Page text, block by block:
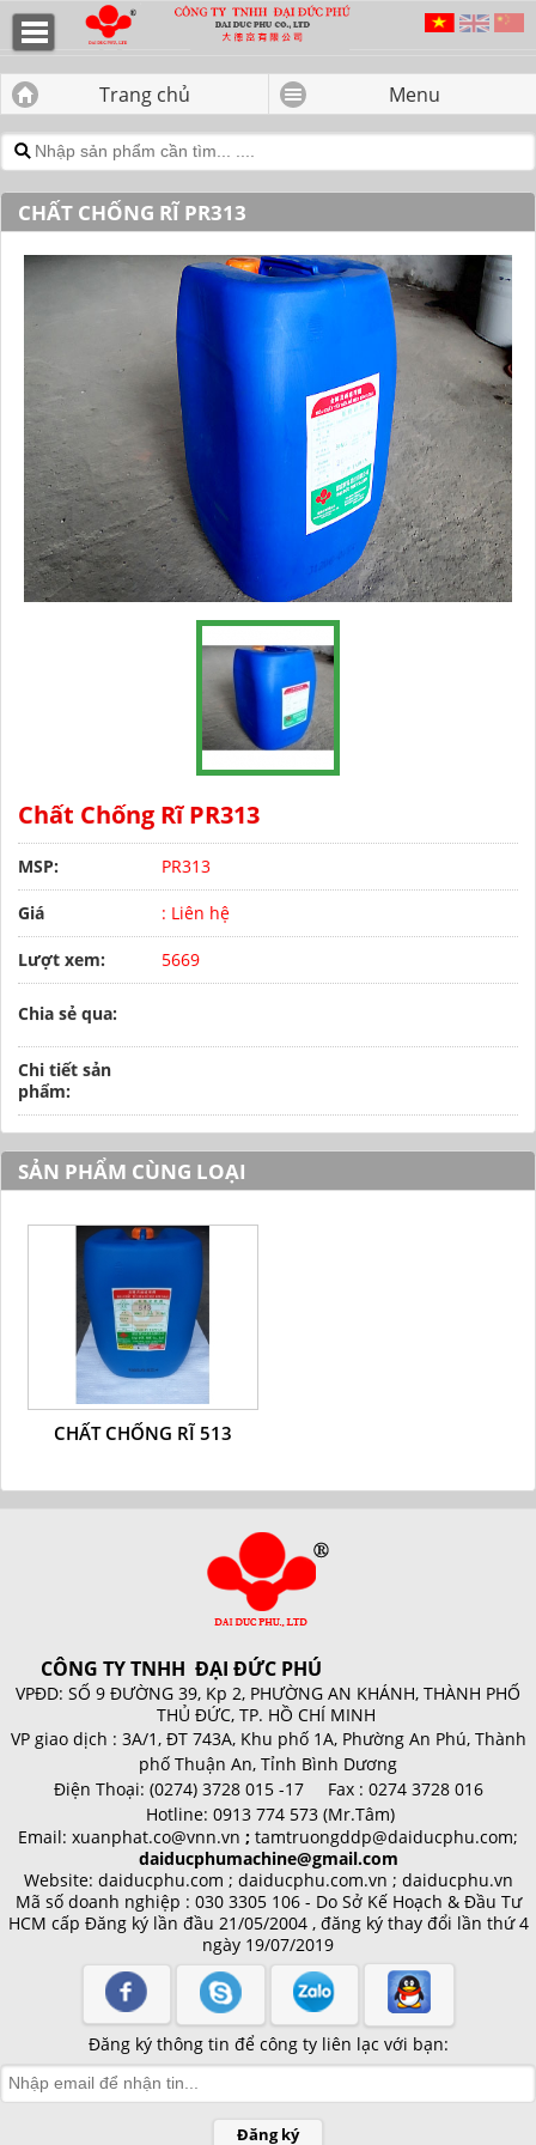
Chất Chống Rĩ PR313 - CÔNG TY
TNHH ĐẠI ĐỨC PHÚ
Trang chủ Menu
CHẤT CHỐNG RĨ PR313
Chất Chống Rĩ PR313
MSP: PR313
Giá : Liên hệ
Lượt xem: 5669
Chia sẻ qua:
Chi tiết sản
phẩm:
SẢN PHẨM CÙNG LOẠI
CHẤT CHỐNG RĨ 513
CÔNG TY TNHH ĐẠI ĐỨC PHÚ
VPĐD: SỐ 9 ĐƯỜNG 39, Kp 2, PHƯỜNG AN KHÁNH, THÀNH PHỐ
THỦ ĐỨC, TP. HỒ CHÍ MINH
VP giao dịch : 3A/1, ĐT 743A, Khu phố 1A, Phường An Phú, Thành
phố Thuận An, Tỉnh Bình Dương
Điện Thoại: (0274) 3728 015 -17 Fax : 0274 3728 016
Hotline: 0913 774 573 (Mr.Tâm)
Email: xuanphat.co@vnn.vn ; tamtruongddp@daiducphu.com;
daiducphumachine@gmail.com
Website: daiducphu.com ; daiducphu.com.vn ; daiducphu.vn
Mã số doanh nghiệp : 030 3305 106 - Do Sở Kế Hoạch & Đầu Tư
HCM cấp Đăng ký lần đầu 21/05/2004 , đăng ký thay đổi lần thứ 4
ngày 19/07/2019
Đăng ký thông tin để công ty liên lạc với bạn:
Đăng ký